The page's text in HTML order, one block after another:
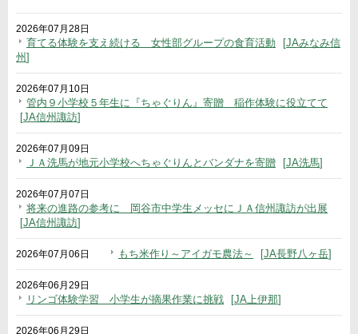
2026年07月28日
育てる体験を支え続ける 女性部グループの食育活動
JAみなみ信
州
2026年07月10日
管内９小学校５年生に『ちゃぐりん』寄贈 稲作体験に役立てて
JA信州諏訪
2026年07月09日
ＪＡ洗馬が地元小学校へちゃぐりんとバンダナを寄贈 JA洗馬
2026年07月07日
将来の進路の参考に 岡谷市中学生メッセにＪＡ信州諏訪が出展
JA信州諏訪
2026年07月06日 もち米作り～アイガモ農法～ JA長野八ヶ岳
2026年06月29日
リンゴ体験学習 小学生が摘果作業に挑戦 JA上伊那
2026年06月29日